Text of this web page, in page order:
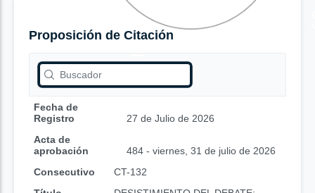
Proposición de Citación
Fecha de
Registro
27 de Julio de 2026
Acta de
aprobación
484 - viernes, 31 de julio de 2026
Consecutivo
CT-132